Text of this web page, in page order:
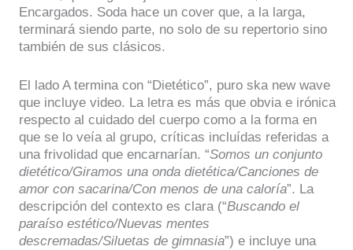
Encargados. Soda hace un cover que, a la larga,
terminará siendo parte, no solo de su repertorio sino
también de sus clásicos.
El lado A termina con “Dietético”, puro ska new wave
que incluye video. La letra es más que obvia e irónica
respecto al cuidado del cuerpo como a la forma en
que se lo veía al grupo, críticas incluídas referidas a
una frivolidad que encarnarían. “Somos un conjunto
dietético/Giramos una onda dietética/Canciones de
amor con sacarina/Con menos de una caloría”. La
descripción del contexto es clara (“Buscando el
paraíso estético/Nuevas mentes
descremadas/Siluetas de gimnasia”) e incluye una